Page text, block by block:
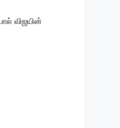
விஜயின்